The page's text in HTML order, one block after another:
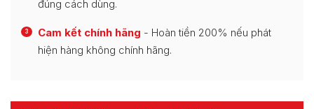
đúng cách dùng.
3 Cam kết chính hãng - Hoàn tiền 200% nếu phát
hiện hàng không chính hãng.